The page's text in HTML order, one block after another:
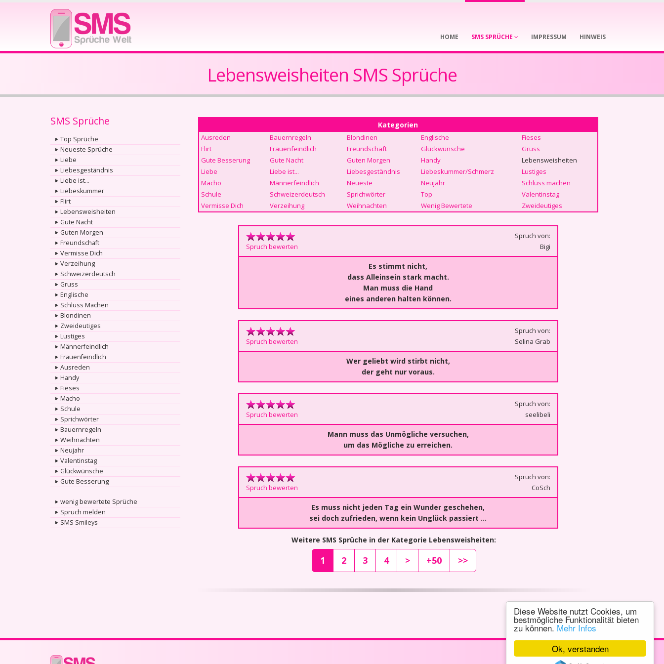
Ok, verstanden
Diese Website nutzt Cookies, um
bestmögliche Funktionalität bieten
zu können. Mehr Infos
HOME SMS SPRÜCHE IMPRESSUM HINWEIS
Lebensweisheiten SMS Sprüche
SMS Sprüche
Top Sprüche
Neueste Sprüche
Liebe
Liebesgeständnis
Liebe ist...
Liebeskummer
Flirt
Lebensweisheiten
Gute Nacht
Guten Morgen
Freundschaft
Vermisse Dich
Verzeihung
Schweizerdeutsch
Gruss
Englische
Schluss Machen
Blondinen
Zweideutiges
Lustiges
Männerfeindlich
Frauenfeindlich
Ausreden
Handy
Fieses
Macho
Schule
Sprichwörter
Bauernregeln
Weihnachten
Neujahr
Valentinstag
Glückwünsche
Gute Besserung
wenig bewertete Sprüche
Spruch melden
SMS Smileys
Kategorien
Ausreden Bauernregeln Blondinen Englische
Fieses
Flirt
Frauenfeindlich Freundschaft Glückwünsche
Gruss
Gute Besserung
Gute Nacht Guten Morgen Handy
Lebensweisheiten
Liebe
Liebe ist... Liebesgeständnis Liebeskummer/Schmerz
Lustiges
Macho
Männerfeindlich Neueste Neujahr
Schluss machen
Schule
Schweizerdeutsch Sprichwörter Top
Valentinstag
Vermisse Dich
Verzeihung Weihnachten Wenig Bewertete Zweideutiges
Spruch bewerten
Spruch von:
Bigi
Es stimmt nicht,
dass Alleinsein stark macht.
Man muss die Hand
eines anderen halten können.
Spruch bewerten
Spruch von:
Selina Grab
Wer geliebt wird stirbt nicht,
der geht nur voraus.
Spruch bewerten
Spruch von:
seelibeli
Mann muss das Unmögliche versuchen,
um das Mögliche zu erreichen.
Spruch bewerten
Spruch von:
CoSch
Es muss nicht jeden Tag ein Wunder geschehen,
sei doch zufrieden, wenn kein Unglück passiert …
Weitere SMS Sprüche in der Kategorie Lebensweisheiten:
1 2 3 4 > +50 >>